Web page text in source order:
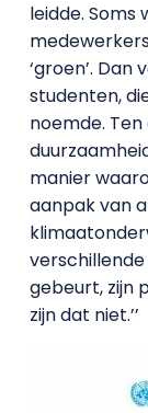
leidde.
‘groen’.
studenten,
noemde. Ten
manier
aanpak van
gebeurt, zijn
zijn dat niet.’’